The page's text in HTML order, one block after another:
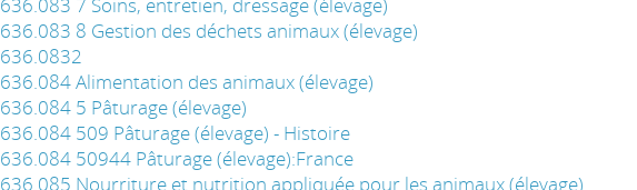
636.083 8 Gestion des déchets animaux (élevage)
636.0832
636.084 Alimentation des animaux (élevage)
636.084 5 Pâturage (élevage)
636.084 509 Pâturage (élevage) - Histoire
636.084 50944 Pâturage (élevage):France
636.085 Nourriture et nutrition appliquée pour les animaux (élevage)